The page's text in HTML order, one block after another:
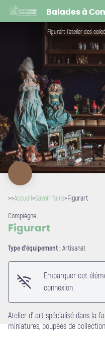
Balades à
>>Accueil>Savoir faire>Figurart
Compiègne
Figurart
Type d'équipement : Artisanat
Embarquer cet
connexion
Atelier d' art spécialisé dans la
miniatures, poupées de